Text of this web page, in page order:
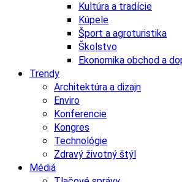
Kultúra a tradície
Kúpele
Šport a agroturistika
Školstvo
Ekonomika obchod a
Trendy
Architektúra a dizajn
Enviro
Konferencie
Kongres
Technológie
Zdravý životný štýl
Médiá